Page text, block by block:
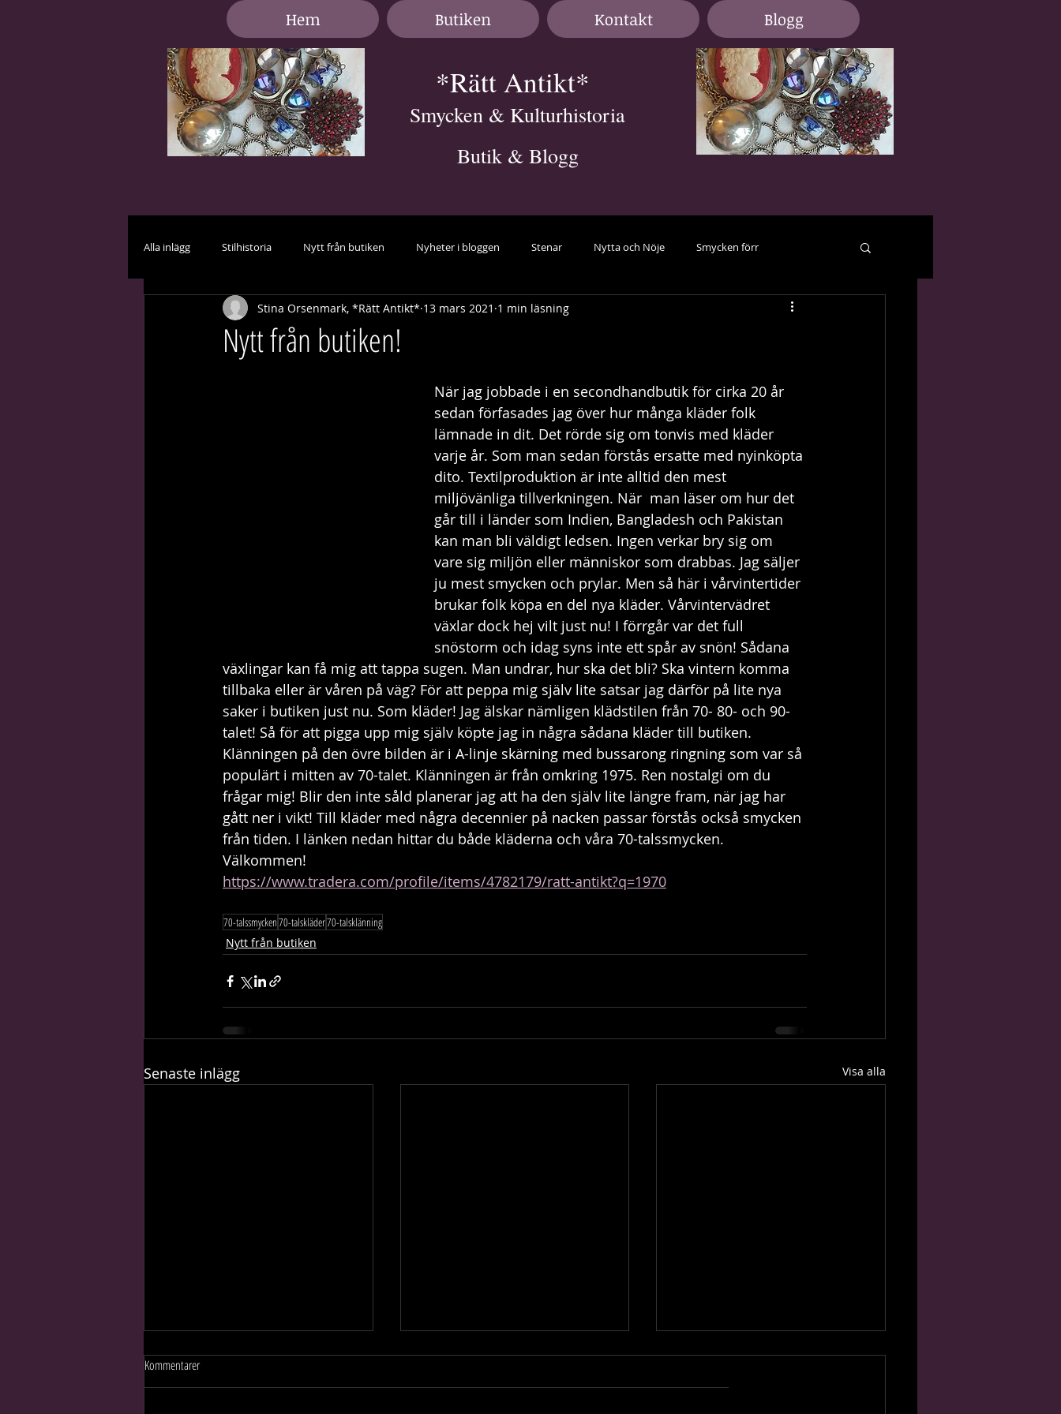
Hem Butiken Kontakt Blogg
Smycken & Kulturhistoria
Butik & Blogg
*Rätt Antikt*
Alla inlägg Stilhistoria Nytt från butiken Nyheter i bloggen Stenar Nytta och Nöje Smycken förr
Vård och skötsel Brud i vitt avant-garde Örhängen samlarsmycken
Nytt från butiken!
Stina Orsenmark, *Rätt Antikt* 13 mars 2021 1 min läsning
När jag jobbade i en secondhandbutik för cirka 20 år
sedan förfasades jag över hur många kläder folk
lämnade in dit. Det rörde sig om tonvis med kläder
varje år. Som man sedan förstås ersatte med nyinköpta
dito. Textilproduktion är inte alltid den mest
miljövänliga tillverkningen. När  man läser om hur det
går till i länder som Indien, Bangladesh och Pakistan
kan man bli väldigt ledsen. Ingen verkar bry sig om
vare sig miljön eller människor som drabbas. Jag säljer
ju mest smycken och prylar. Men så här i vårvintertider
brukar folk köpa en del nya kläder. Vårvintervädret
växlar dock hej vilt just nu! I förrgår var det full
snöstorm och idag syns inte ett spår av snön! Sådana
växlingar kan få mig att tappa sugen. Man undrar, hur ska det bli? Ska vintern komma
tillbaka eller är våren på väg? För att peppa mig själv lite satsar jag därför på lite nya
saker i butiken just nu. Som kläder! Jag älskar nämligen klädstilen från 70- 80- och 90-
talet! Så för att pigga upp mig själv köpte jag in några sådana kläder till butiken.
Klänningen på den övre bilden är i A-linje skärning med bussarong ringning som var så
populärt i mitten av 70-talet. Klänningen är från omkring 1975. Ren nostalgi om du
frågar mig! Blir den inte såld planerar jag att ha den själv lite längre fram, när jag har
gått ner i vikt! Till kläder med några decennier på nacken passar förstås också smycken
från tiden. I länken nedan hittar du både kläderna och våra 70-talssmycken.
Välkommen!
https://www.tradera.com/profile/items/4782179/ratt-antikt?q=1970
70-talssmycken70-talskläder70-talsklänning
Nytt från butiken
Senaste inlägg Visa alla
Kommentarer